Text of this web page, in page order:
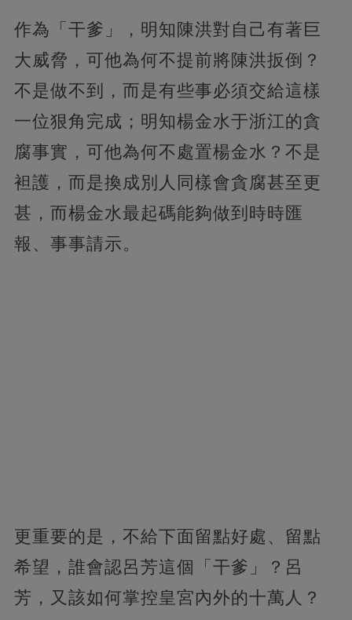
作為「干爹」，明知陳洪對自己有著巨
大威脅，可他為何不提前將陳洪扳倒？
不是做不到，而是有些事必須交給這樣
一位狠角完成；明知楊金水于浙江的貪
腐事實，可他為何不處置楊金水？不是
袒護，而是換成別人同樣會貪腐甚至更
甚，而楊金水最起碼能夠做到時時匯
報、事事請示。
更重要的是，不給下面留點好處、留點
希望，誰會認呂芳這個「干爹」？呂
芳，又該如何掌控皇宮內外的十萬人？